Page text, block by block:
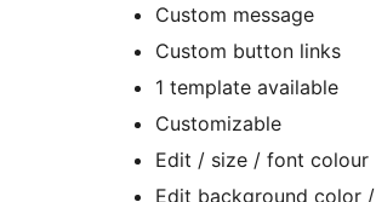
Custom message
Custom button links
1 template available
Customizable
Edit / size / font colour
Edit background color /